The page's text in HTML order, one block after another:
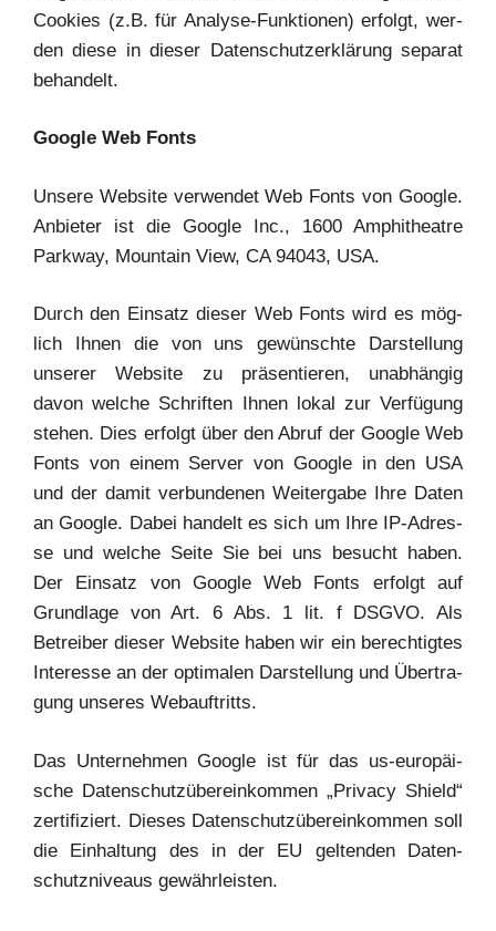
Coo­kies (z.B. für Ana­ly­se-Funk­tio­nen) erfolgt, wer­
den die­se in die­ser Daten­schutz­er­klä­rung sepa­rat
behandelt.
Goog­le Web Fonts
Unse­re Web­site ver­wen­det Web Fonts von Goog­le.
Anbie­ter ist die Goog­le Inc., 1600 Amphi­theat­re
Park­way, Moun­tain View, CA 94043, USA.
Durch den Ein­satz die­ser Web Fonts wird es mög­
lich Ihnen die von uns gewünsch­te Dar­stel­lung
unse­rer Web­site zu prä­sen­tie­ren, unab­hän­gig
davon wel­che Schrif­ten Ihnen lokal zur Ver­fü­gung
ste­hen. Dies erfolgt über den Abruf der Goog­le Web
Fonts von einem Ser­ver von Goog­le in den USA
und der damit ver­bun­de­nen Wei­ter­ga­be Ihre Daten
an Goog­le. Dabei han­delt es sich um Ihre IP-Adres­
se und wel­che Sei­te Sie bei uns besucht haben.
Der Ein­satz von Goog­le Web Fonts erfolgt auf
Grund­la­ge von Art. 6 Abs. 1 lit. f DSGVO. Als
Betrei­ber die­ser Web­site haben wir ein berech­tig­tes
Inter­es­se an der opti­ma­len Dar­stel­lung und Über­tra­
gung unse­res Webauftritts.
Das Unter­neh­men Goog­le ist für das us-euro­päi­
sche Daten­schutz­über­ein­kom­men „Pri­va­cy Shield“
zer­ti­fi­ziert. Die­ses Daten­schutz­über­ein­kom­men soll
die Ein­hal­tung des in der EU gel­ten­den Daten­
schutz­ni­veaus gewährleisten.